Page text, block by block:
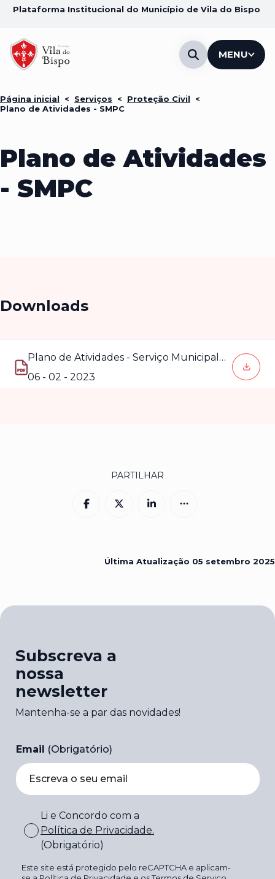
Plataforma Institucional do Município de Vila do Bispo
MENU
Página inicial < Serviços < Proteção Civil <
Plano de Atividades - SMPC
Plano de Atividades
- SMPC
Downloads
Plano de Atividades - Serviço Municipal
de Proteção Civil - 2023 - 2025
06 - 02 - 2023
(abre num novo separador)
PARTILHAR
Última Atualização 05 setembro 2025
Subscreva a
nossa
newsletter
Mantenha-se a par das novidades!
Email (Obrigatório)
Li e Concordo com a
Política de Privacidade.
(Obrigatório)
Este site está protegido pelo reCAPTCHA e aplicam-